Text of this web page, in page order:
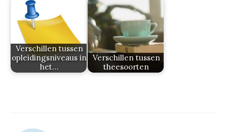
Verschillen tussen
opleidingsniveaus in
het…
Verschillen tussen
theesoorten